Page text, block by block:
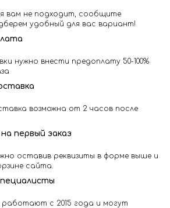
вам не подходит, сообщите
удобный для вас вариант!
нужно внести предоплату 50-100%
возможна от 2 часов после
первый заказ
оставив реквизиты в форме выше и
сайта.
с 2015 года и могут